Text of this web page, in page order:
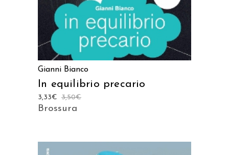
Gianni Bianco
In equilibrio precario
3,50€
3,33€
Brossura